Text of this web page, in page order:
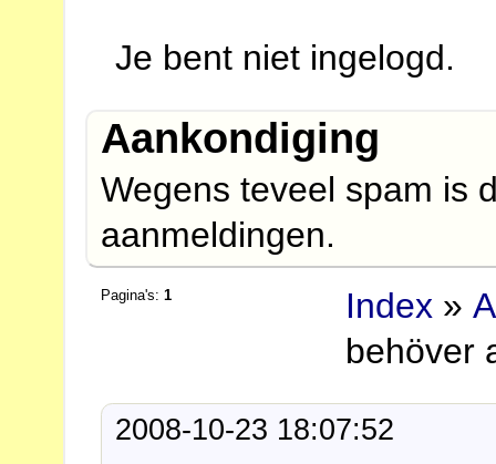
Je bent niet ingelogd.
Aankondiging
Wegens teveel spam is
aanmeldingen.
Pagina's:1 Index »
behöver
2008-10-23 18:07:52